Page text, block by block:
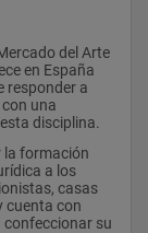
del Arte
en España
responder a
una
disciplina.
la formación
a los
casas
cuenta con
su